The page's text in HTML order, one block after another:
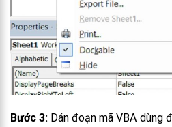
Bước 3: Dán đoạn mã VBA